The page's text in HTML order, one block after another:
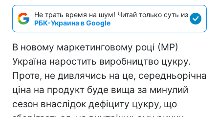
Не трать время на шум! Читай только суть из
РБК-Украина в Google
В новому маркетинговому році (МР)
Україна наростить виробництво цукру.
Проте, не дивлячись на це, середньорічна
ціна на продукт буде вища за минулий
сезон внаслідок дефіциту цукру, що